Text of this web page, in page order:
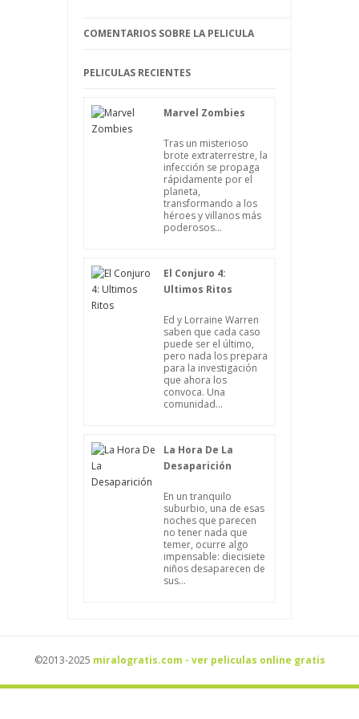
otros que viven en el bosque.
COMENTARIOS SOBRE LA PELICULA
PELICULAS RECIENTES
Marvel Zombies
Tras un misterioso
brote extraterrestre, la
infección se propaga
rápidamente por el
planeta,
transformando a los
héroes y villanos más
poderosos...
El Conjuro 4:
Ultimos Ritos
Ed y Lorraine Warren
saben que cada caso
puede ser el último,
pero nada los prepara
para la investigación
que ahora los
convoca. Una
comunidad...
La Hora De La
Desaparición
En un tranquilo
suburbio, una de esas
noches que parecen
no tener nada que
temer, ocurre algo
impensable: diecisiete
niños desaparecen de
sus...
©2013-2025 miralogratis.com - ver peliculas online gratis